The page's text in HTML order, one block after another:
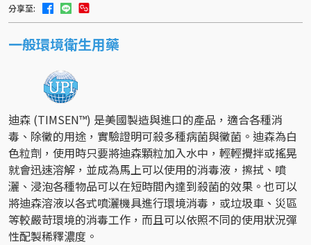
分享至:
一般環境衛生用藥
迪森 (TIMSEN™) 是美國製造與進口的產品，適合各種消
毒、除黴的用途，實驗證明可殺多種病菌與黴菌。迪森為白
色粒劑，使用時只要將迪森顆粒加入水中，輕輕攪拌或搖晃
就會迅速溶解，並成為馬上可以使用的消毒液，擦拭、噴
灑、浸泡各種物品可以在短時間內達到殺菌的效果。也可以
將迪森溶液以各式噴灑機具進行環境消毒，或垃圾車、災區
等較嚴苛環境的消毒工作，而且可以依照不同的使用狀況彈
性配製稀釋濃度。